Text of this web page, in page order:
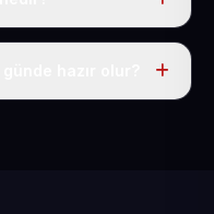
+ KDV. Bu bedele alan